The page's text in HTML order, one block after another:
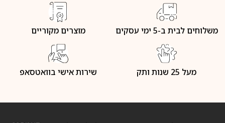
משלוחים לבית ב-5 ימי עסקים מוצרים מקוריים
מעל 25 שנות ותק שירות אישי בוואטסאפ